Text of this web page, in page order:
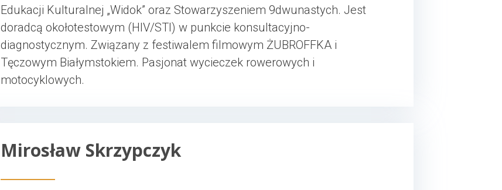
Edukacji Kulturalnej „Widok” oraz Stowarzyszeniem 9dwunastych. Jest
doradcą okołotestowym (HIV/STI) w punkcie konsultacyjno-
diagnostycznym. Związany z festiwalem filmowym ŻUBROFFKA i
Tęczowym Białymstokiem. Pasjonat wycieczek rowerowych i
motocyklowych.
Mirosław Skrzypczyk